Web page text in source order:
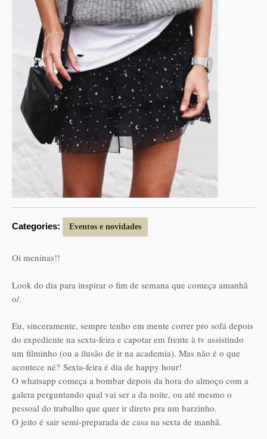
Categories: Eventos e novidades
Oi meninas!!
Look do dia para inspirar o fim de semana que começa amanhã
o/.
Eu, sinceramente, sempre tenho em mente correr pro sofá depois
do expediente na sexta-feira e capotar em frente à tv assistindo
um filminho (ou a ilusão de ir na academia). Mas não é o que
acontece né? Sexta-feira é dia de happy hour!
O whatsapp começa a bombar depois da hora do almoço com a
galera perguntando qual vai ser a da noite, ou até mesmo o
pessoal do trabalho que quer ir direto pra um barzinho.
O jeito é sair semi-preparada de casa na sexta de manhã.